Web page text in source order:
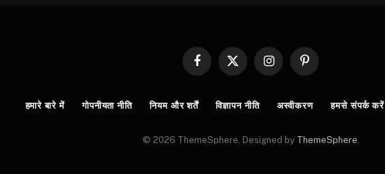
Facebook
X
InstagramPinterest
हमारे बारे में गोपनीयता नीति नियम और शर्तें विज्ञापन नीति अस्वीकरण हमसे संपर्क करें
© 2026 ThemeSphere. Designed by ThemeSphere